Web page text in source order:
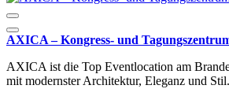
AXICA – Kongress- und
AXICA ist die Top Eventlocation am
mit modernster Architektur, Eleganz und Stil.